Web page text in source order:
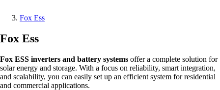
Fox Ess
Fox Ess
Fox ESS inverters and battery systems offer a complete solution for
solar energy and storage. With a focus on reliability, smart integration,
and scalability, you can easily set up an efficient system for residential
and commercial applications.